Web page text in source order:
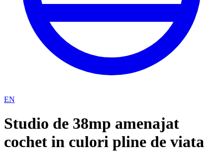
EN
Studio de 38mp amenajat
cochet in culori pline de viata